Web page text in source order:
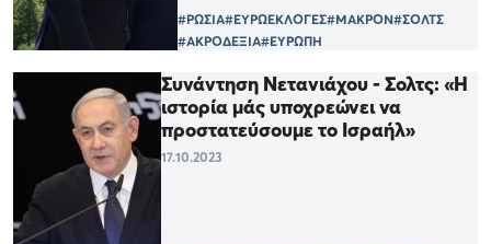
#ΡΩΣΙΑ#ΕΥΡΩΕΚΛΟΓΕΣ#ΜΑΚΡΟΝ#ΣΟΛΤΣ
#ΑΚΡΟΔΕΞΙΑ#ΕΥΡΩΠΗ
Συνάντηση Νετανιάχου - Σολτς: «Η
ιστορία μάς υποχρεώνει να
προστατεύσουμε το Ισραήλ»
17.10.2023